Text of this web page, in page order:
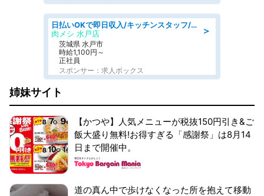
＞
日払いOKで即日収入/キッチンスタッフ/「原付免許必須」デリバリー業務など、自己成長可能な幅広い仕事に挑戦!髪型自由&ピアス・ネイルOK/茨城県/水戸市
肉メシ 水戸店
茨城県 水戸市
時給1,100円～
正社員
スポンサー：求人ボックス
姉妹サイト
【かつや】人気メニューが税抜150円引き&ご
飯大盛り無料!お得すぎる「感謝祭」は8月14
日まで開催中。
道の真ん中で歩けなくなった所を抱えて移動